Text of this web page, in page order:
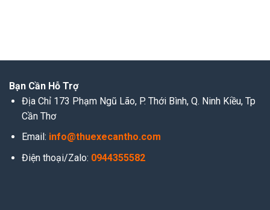
Bạn Cần Hỗ Trợ
Địa Chỉ 173 Phạm Ngũ Lão, P. Thới Bình, Q. Ninh Kiều, Tp
Cần Thơ
Email: info@thuexecantho.com
Điện thoại/Zalo: 0944355582